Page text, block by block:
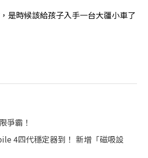
是時候該給孩子入手一台大疆小車了
爭霸！
4四代穩定器到！ 新增「磁吸設